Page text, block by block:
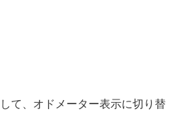
て、オドメーター表示に切り替